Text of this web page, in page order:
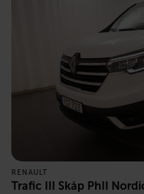
RENAULT
Trafic III Skåp PhII